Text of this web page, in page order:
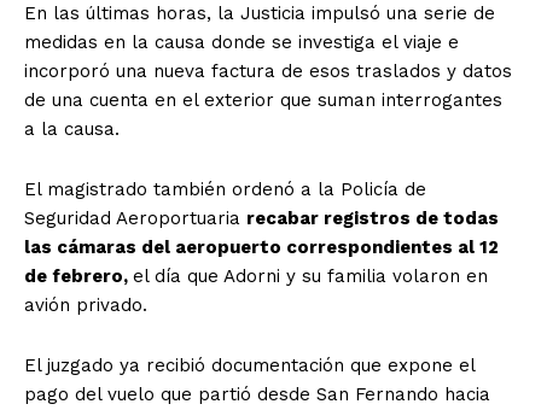
En las últimas horas, la Justicia impulsó una serie de
medidas en la causa donde se investiga el viaje e
incorporó una nueva factura de esos traslados y datos
de una cuenta en el exterior que suman interrogantes
a la causa.
El magistrado también ordenó a la Policía de
Seguridad Aeroportuaria recabar registros de todas
las cámaras del aeropuerto correspondientes al 12
de febrero, el día que Adorni y su familia volaron en
avión privado.
El juzgado ya recibió documentación que expone el
pago del vuelo que partió desde San Fernando hacia